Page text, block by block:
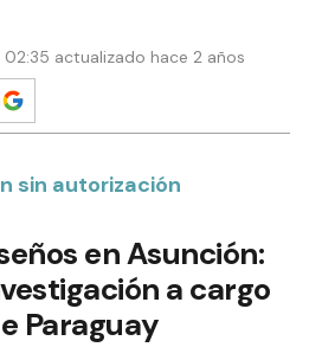
actualizado hace 2 años
sin autorización
en Asunción:
a cargo
Paraguay